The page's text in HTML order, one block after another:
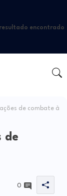
resultado encontrado
de combate à
de
0